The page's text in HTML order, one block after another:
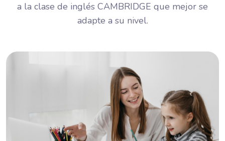
a la clase de inglés CAMBRIDGE que mejor se
adapte a su nivel.